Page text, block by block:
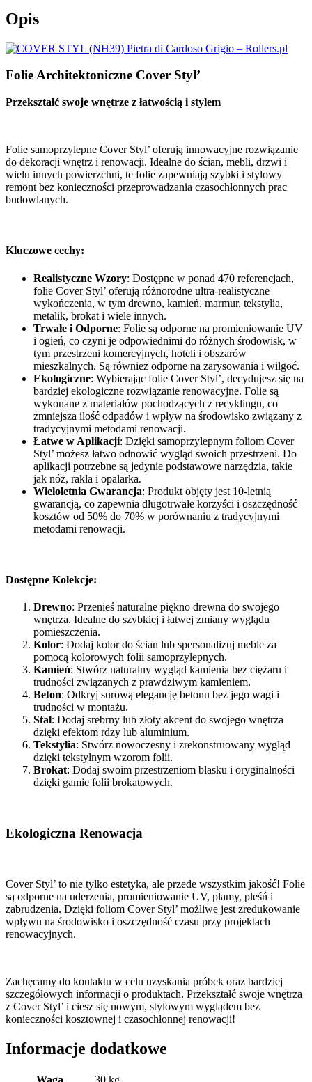
Opis
Folie Architektoniczne Cover Styl’
Przekształć swoje wnętrze z łatwością i stylem
Folie samoprzylepne Cover Styl’ oferują innowacyjne rozwiązanie
do dekoracji wnętrz i renowacji. Idealne do ścian, mebli, drzwi i
wielu innych powierzchni, te folie zapewniają szybki i stylowy
remont bez konieczności przeprowadzania czasochłonnych prac
budowlanych.
Kluczowe cechy:
Realistyczne Wzory: Dostępne w ponad 470 referencjach,
folie Cover Styl’ oferują różnorodne ultra-realistyczne
wykończenia, w tym drewno, kamień, marmur, tekstylia,
metalik, brokat i wiele innych.
Trwałe i Odporne: Folie są odporne na promieniowanie UV
i ogień, co czyni je odpowiednimi do różnych środowisk, w
tym przestrzeni komercyjnych, hoteli i obszarów
mieszkalnych. Są również odporne na zarysowania i wilgoć.
Ekologiczne: Wybierając folie Cover Styl’, decydujesz się na
bardziej ekologiczne rozwiązanie renowacyjne. Folie są
wykonane z materiałów pochodzących z recyklingu, co
zmniejsza ilość odpadów i wpływ na środowisko związany z
tradycyjnymi metodami renowacji.
Łatwe w Aplikacji: Dzięki samoprzylepnym foliom Cover
Styl’ możesz łatwo odnowić wygląd swoich przestrzeni. Do
aplikacji potrzebne są jedynie podstawowe narzędzia, takie
jak nóż, rakla i opalarka.
Wieloletnia Gwarancja: Produkt objęty jest 10-letnią
gwarancją, co zapewnia długotrwałe korzyści i oszczędność
kosztów od 50% do 70% w porównaniu z tradycyjnymi
metodami renowacji.
Dostępne Kolekcje:
Drewno: Przenieś naturalne piękno drewna do swojego
wnętrza. Idealne do szybkiej i łatwej zmiany wyglądu
pomieszczenia.
Kolor: Dodaj kolor do ścian lub spersonalizuj meble za
pomocą kolorowych folii samoprzylepnych.
Kamień: Stwórz naturalny wygląd kamienia bez ciężaru i
trudności związanych z prawdziwym kamieniem.
Beton: Odkryj surową elegancję betonu bez jego wagi i
trudności w montażu.
Stal: Dodaj srebrny lub złoty akcent do swojego wnętrza
dzięki efektom rdzy lub aluminium.
Tekstylia: Stwórz nowoczesny i zrekonstruowany wygląd
dzięki tekstylnym wzorom folii.
Brokat: Dodaj swoim przestrzeniom blasku i oryginalności
dzięki gamie folii brokatowych.
Ekologiczna Renowacja
Cover Styl’ to nie tylko estetyka, ale przede wszystkim jakość! Folie
są odporne na uderzenia, promieniowanie UV, plamy, pleśń i
zabrudzenia. Dzięki foliom Cover Styl’ możliwe jest zredukowanie
wpływu na środowisko i oszczędność czasu przy projektach
renowacyjnych.
Zachęcamy do kontaktu w celu uzyskania próbek oraz bardziej
szczegółowych informacji o produktach. Przekształć swoje wnętrza
z Cover Styl’ i ciesz się nowym, stylowym wyglądem bez
konieczności kosztownej i czasochłonnej renowacji!
Informacje dodatkowe